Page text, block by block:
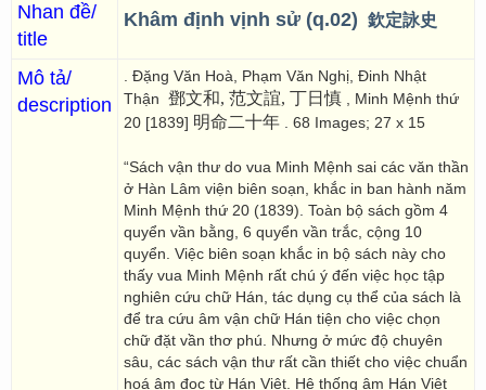
Nhan đề/
title
Khâm định vịnh sử (q.02) 欽定詠史
Mô tả/
description
. Đặng Văn Hoà, Phạm Văn Nghị, Đinh Nhật
Thận 鄧文和, 范文誼, 丁日慎 , Minh Mệnh thứ
20 [1839] 明命二十年 . 68 Images; 27 x 15
“Sách vận thư do vua Minh Mệnh sai các văn thần
ở Hàn Lâm viện biên soạn, khắc in ban hành năm
Minh Mệnh thứ 20 (1839). Toàn bộ sách gồm 4
quyển vần bằng, 6 quyển vần trắc, cộng 10
quyển. Việc biên soạn khắc in bộ sách này cho
thấy vua Minh Mệnh rất chú ý đến việc học tập
nghiên cứu chữ Hán, tác dụng cụ thể của sách là
để tra cứu âm vận chữ Hán tiện cho việc chọn
chữ đặt vần thơ phú. Nhưng ở mức độ chuyên
sâu, các sách vận thư rất cần thiết cho việc chuẩn
hoá âm đọc từ Hán Việt. Hệ thống âm Hán Việt